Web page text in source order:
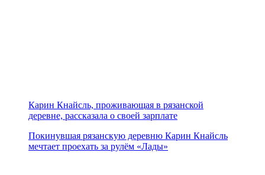
Карин Кнайсль, проживающая в рязанской
деревне, рассказала о своей зарплате
Покинувшая рязанскую деревню Карин Кнайсль
мечтает проехать за рулём «Лады»